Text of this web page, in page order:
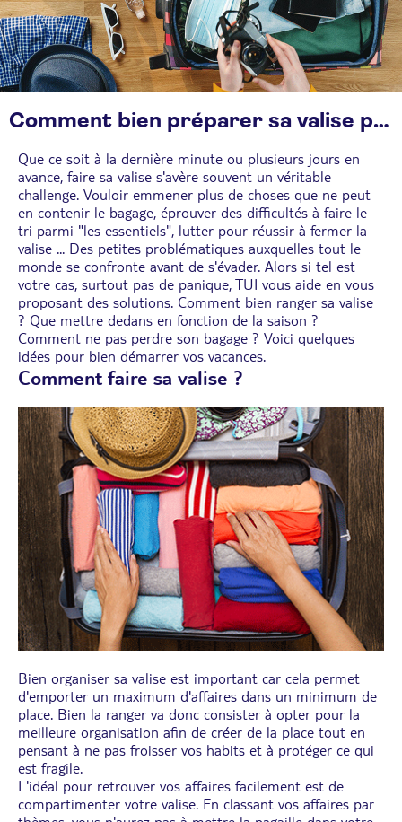
Comment bien préparer sa valise pour les vacances ?
Que ce soit à la dernière minute ou plusieurs jours en
avance, faire sa valise s'avère souvent un véritable
challenge. Vouloir emmener plus de choses que ne peut
en contenir le bagage, éprouver des difficultés à faire le
tri parmi "les essentiels", lutter pour réussir à fermer la
valise ... Des petites problématiques auxquelles tout le
monde se confronte avant de s'évader. Alors si tel est
votre cas, surtout pas de panique, TUI vous aide en vous
proposant des solutions. Comment bien ranger sa valise
? Que mettre dedans en fonction de la saison ?
Comment ne pas perdre son bagage ? Voici quelques
idées pour bien démarrer vos vacances.
Comment faire sa valise ?
Bien organiser sa valise est important car cela permet
d'emporter un maximum d'affaires dans un minimum de
place. Bien la ranger va donc consister à opter pour la
meilleure organisation afin de créer de la place tout en
pensant à ne pas froisser vos habits et à protéger ce qui
est fragile.
L'idéal pour retrouver vos affaires facilement est de
compartimenter votre valise. En classant vos affaires par